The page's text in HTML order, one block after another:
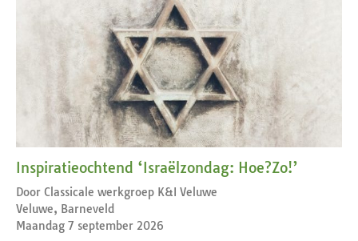
Inspiratieochtend ‘Israëlzondag: Hoe?Zo!’
Door Classicale werkgroep K&I Veluwe
Veluwe, Barneveld
Maandag 7 september 2026